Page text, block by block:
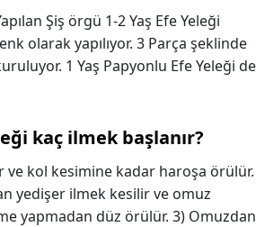
Şiş örgü 1-2 Yaş Efe Yeleği
olarak yapılıyor. 3 Parça şeklinde
1 Yaş Papyonlu Efe Yeleği de
kaç ilmek başlanır?
ve kol kesimine kadar haroşa örülür.
yedişer ilmek kesilir ve omuz
yapmadan düz örülür. 3) Omuzdan